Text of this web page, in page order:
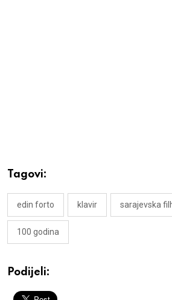
Tagovi:
edin forto klavir sarajevska
100 godina
Podijeli: